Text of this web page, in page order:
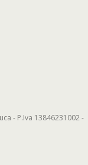
- P.Iva 13846231002 -